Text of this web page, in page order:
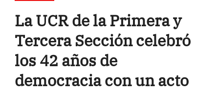
La UCR de la Primera y
Tercera Sección celebró
los 42 años de
democracia con un acto